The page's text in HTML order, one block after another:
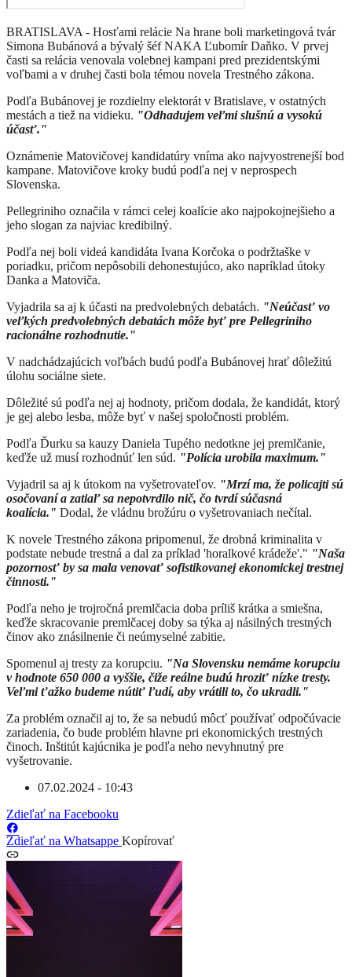
BRATISLAVA - Hosťami relácie Na hrane boli marketingová tvár
Simona Bubánová a bývalý šéf NAKA Ľubomír Daňko. V prvej
časti sa relácia venovala volebnej kampani pred prezidentskými
voľbami a v druhej časti bola témou novela Trestného zákona.
Podľa Bubánovej je rozdielny elektorát v Bratislave, v ostatných
mestách a tiež na vidieku. "Odhadujem veľmi slušnú a vysokú
účasť."
Oznámenie Matovičovej kandidatúry vníma ako najvyostrenejší bod
kampane. Matovičove kroky budú podľa nej v neprospech
Slovenska.
Pellegriniho označila v rámci celej koalície ako najpokojnejšieho a
jeho slogan za najviac kredibilný.
Podľa nej boli videá kandidáta Ivana Korčoka o podržtaške v
poriadku, pričom nepôsobili dehonestujúco, ako napríklad útoky
Danka a Matoviča.
Vyjadrila sa aj k účasti na predvolebných debatách. "Neúčasť vo
veľkých predvolebných debatách môže byť pre Pellegriniho
racionálne rozhodnutie."
V nadchádzajúcich voľbách budú podľa Bubánovej hrať dôležitú
úlohu sociálne siete.
Dôležité sú podľa nej aj hodnoty, pričom dodala, že kandidát, ktorý
je gej alebo lesba, môže byť v našej spoločnosti problém.
Podľa Ďurku sa kauzy Daniela Tupého nedotkne jej premlčanie,
keďže už musí rozhodnúť len súd. "Polícia urobila maximum."
Vyjadril sa aj k útokom na vyšetrovateľov. "Mrzí ma, že policajti sú
osočovaní a zatiaľ sa nepotvrdilo nič, čo tvrdí súčasná
koalícia." Dodal, že vládnu brožúru o vyšetrovaniach nečítal.
K novele Trestného zákona pripomenul, že drobná kriminalita v
podstate nebude trestná a dal za príklad 'horalkové krádeže'." "Naša
pozornosť by sa mala venovať sofistikovanej ekonomickej trestnej
činnosti."
Podľa neho je trojročná premlčacia doba príliš krátka a smiešna,
keďže skracovanie premlčacej doby sa týka aj násilných trestných
činov ako znásilnenie či neúmyselné zabitie.
Spomenul aj tresty za korupciu. "Na Slovensku nemáme korupciu
v hodnote 650 000 a vyššie, čiže reálne budú hroziť nízke tresty.
Veľmi ťažko budeme nútiť ľudí, aby vrátili to, čo ukradli."
Za problém označil aj to, že sa nebudú môcť používať odpočúvacie
zariadenia, čo bude problém hlavne pri ekonomických trestných
činoch. Inštitút kajúcnika je podľa neho nevyhnutný pre
vyšetrovanie.
07.02.2024 - 10:43
Zdieľať na Facebooku
Zdieľať na Whatsappe Kopírovať